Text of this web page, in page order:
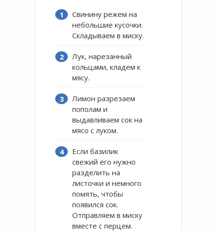
Свинину режем на
небольшие кусочки.
Складываем в миску.
Лук, нарезанный
кольцами, кладем к
мясу.
Лимон разрезаем
пополам и
выдавливаем сок на
мясо с луком.
Если базилик
свежий его нужно
разделить на
листочки и немного
помять, чтобы
появился сок.
Отправляем в миску
вместе с перцем.